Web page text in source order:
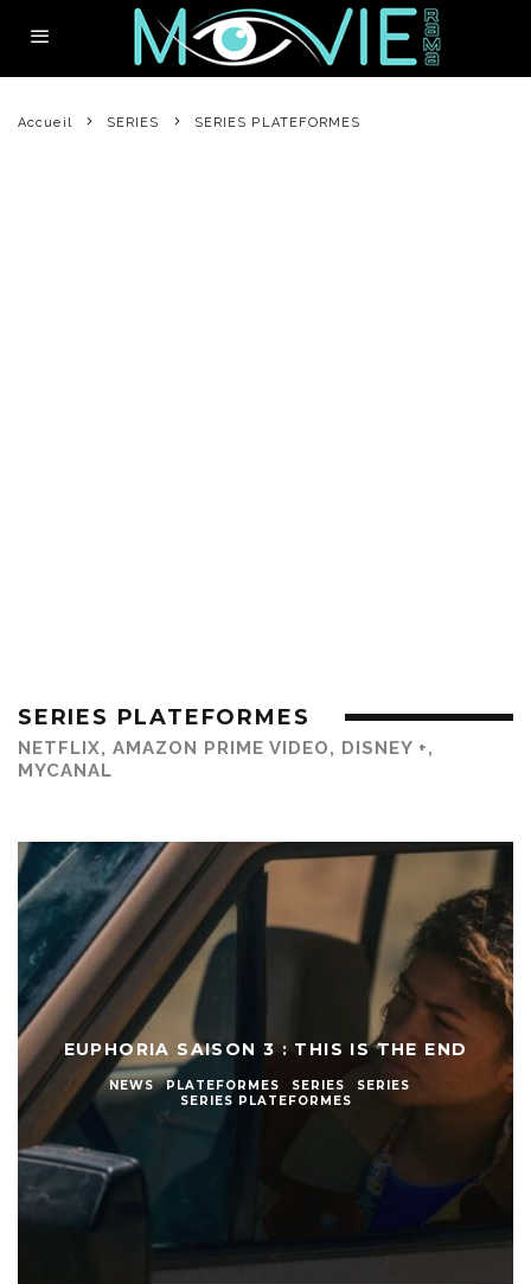
Accueil SERIES SERIES PLATEFORMES
SERIES PLATEFORMES
NETFLIX, AMAZON PRIME VIDEO, DISNEY +,
MYCANAL
EUPHORIA SAISON 3 : THIS IS THE END
NEWS PLATEFORMES SERIES
SERIES
SERIES PLATEFORMES